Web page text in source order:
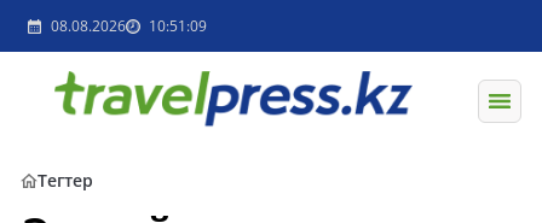
08.08.2026 10:51:09
Тегтер